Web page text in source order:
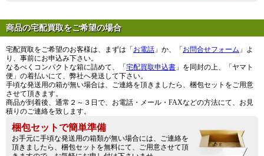
商品の宅配買取をご希望の場合
宅配買取をご希望のお客様は、まずは「 お電話 」か、「 お問合せフォーム 」よ
り、事前にお申込み下さい。
なるべくコンパクトな箱に詰めて、「 宅配買取申込書 」を同封の上、「ヤマト
便」の着払いにて、弊社へ発送して下さい。
手頃な発送用の箱が無い場合は、ご連絡を頂きましたら、梱包セットをご用意
させて頂きます。
商品が到着後、通常２～３日で、お電話・メール・FAXなどの方法にて、お見
積りのご連絡を致します。
梱包セットで簡単準備
お手元に手頃な発送用の箱類が無い場合には、ご連絡を
頂きましたら、梱包セットを無料にて、ご用意させて頂